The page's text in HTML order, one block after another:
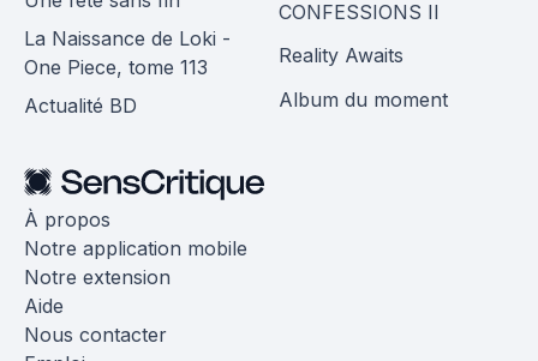
La Naissance de Loki -
One Piece, tome 113
Actualité BD
CONFESSIONS II
Reality Awaits
Album du moment
À propos
Notre application mobile
Notre extension
Aide
Nous contacter